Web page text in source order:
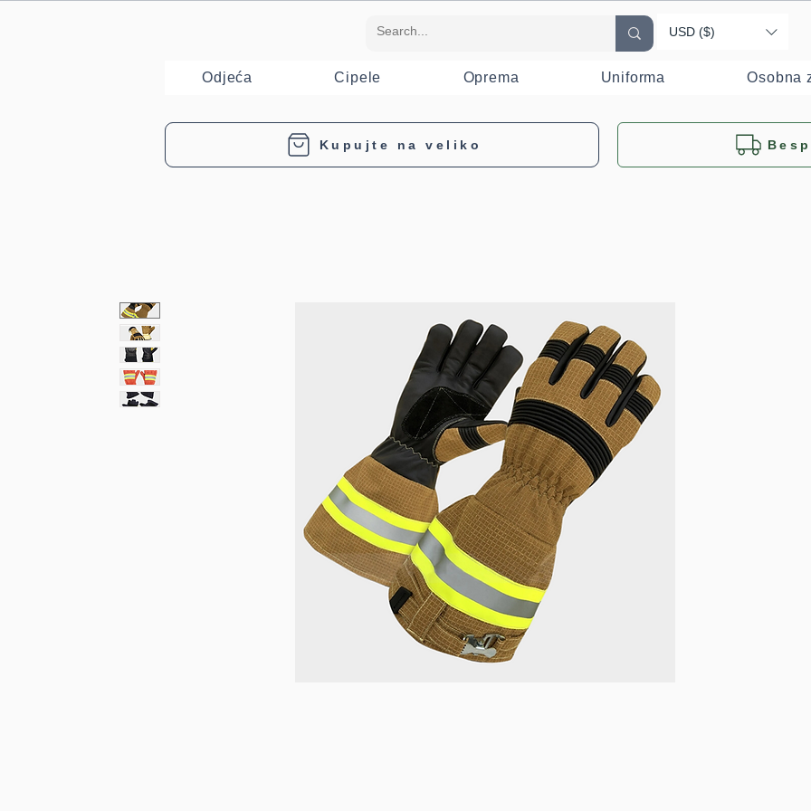
USD ($)
Odjeća Cipele Oprema Uniforma Osobna
Kupujte na veliko